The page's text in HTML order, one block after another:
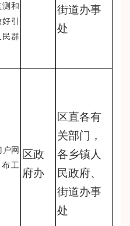
和
引
民群
街道办事
处
户网
工
区政
府办
区直各有
关部门，
各乡镇人
民政府、
街道办事
处